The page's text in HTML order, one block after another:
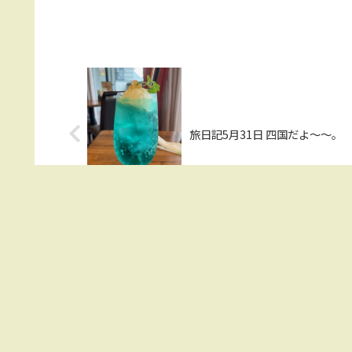
旅日記5月31日 四国だよ～～。